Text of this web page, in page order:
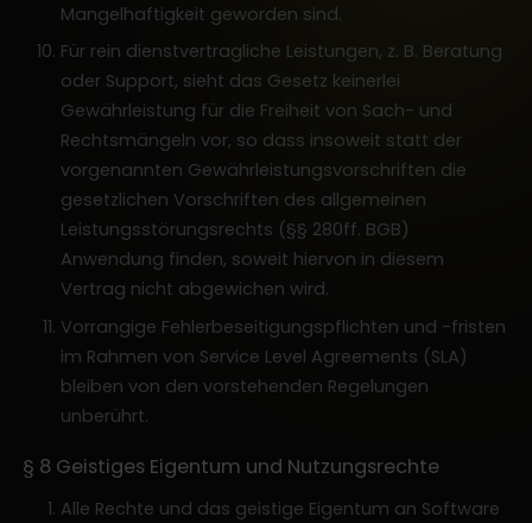
Mangelhaftigkeit geworden sind.
Für rein dienstvertragliche Leistungen, z. B. Beratung
oder Support, sieht das Gesetz keinerlei
Gewährleistung für die Freiheit von Sach- und
Rechtsmängeln vor, so dass insoweit statt der
vorgenannten Gewährleistungsvorschriften die
gesetzlichen Vorschriften des allgemeinen
Leistungsstörungsrechts (§§ 280ff. BGB)
Anwendung finden, soweit hiervon in diesem
Vertrag nicht abgewichen wird.
Vorrangige Fehlerbeseitigungspflichten und -fristen
im Rahmen von Service Level Agreements (SLA)
bleiben von den vorstehenden Regelungen
unberührt.
§ 8 Geistiges Eigentum und Nutzungsrechte
Alle Rechte und das geistige Eigentum an Software